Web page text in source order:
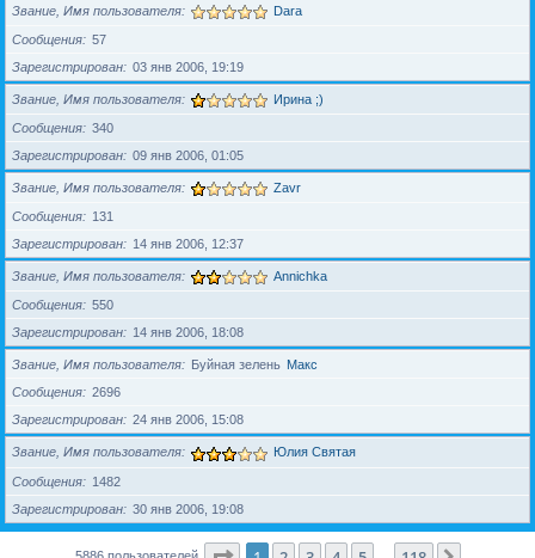
Звание, Имя пользователя Dara
Сообщения
57
Зарегистрирован
03 янв 2006, 19:19
Звание, Имя пользователя Ирина ;)
Сообщения
340
Зарегистрирован
09 янв 2006, 01:05
Звание, Имя пользователя Zavr
Сообщения
131
Зарегистрирован
14 янв 2006, 12:37
Звание, Имя пользователя Annichka
Сообщения
550
Зарегистрирован
14 янв 2006, 18:08
Звание, Имя пользователя Буйная зелень Макс
Сообщения
2696
Зарегистрирован
24 янв 2006, 15:08
Звание, Имя пользователя Юлия Святая
Сообщения
1482
Зарегистрирован
30 янв 2006, 19:08
5886 пользователей